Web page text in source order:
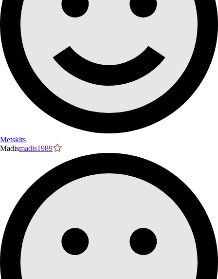
Metskits
Madismadis1989